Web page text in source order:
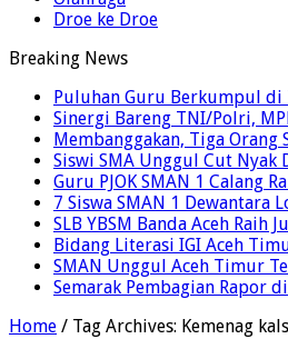
Droe ke Droe
Breaking News
Puluhan Guru Berkumpul di
Sinergi Bareng TNI/Polri,
Membanggakan, Tiga Orang
Siswi SMA Unggul Cut Nyak
Guru PJOK SMAN 1 Calang
7 Siswa SMAN 1 Dewantara
SLB YBSM Banda Aceh Raih
Bidang Literasi IGI Aceh
SMAN Unggul Aceh Timur
Semarak Pembagian Rapor
Home / Tag Archives: Kemenag